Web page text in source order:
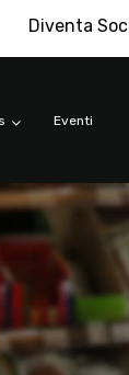
Diventa
Eventi